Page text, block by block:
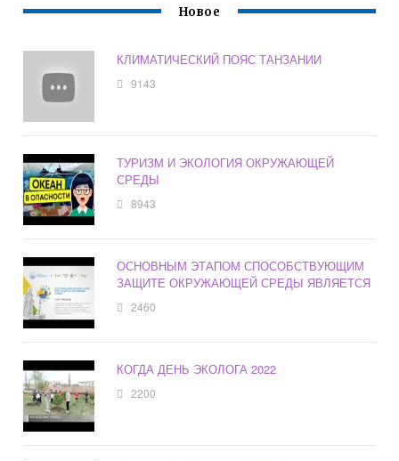
Новое
КЛИМАТИЧЕСКИЙ ПОЯС ТАНЗАНИИ
9143
ТУРИЗМ И ЭКОЛОГИЯ ОКРУЖАЮЩЕЙ
СРЕДЫ
8943
ОСНОВНЫМ ЭТАПОМ СПОСОБСТВУЮЩИМ
ЗАЩИТЕ ОКРУЖАЮЩЕЙ СРЕДЫ ЯВЛЯЕТСЯ
2460
КОГДА ДЕНЬ ЭКОЛОГА 2022
2200